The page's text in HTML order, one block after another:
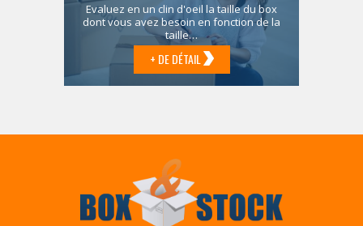
Evaluez en un clin d'oeil la taille du box
dont vous avez besoin en fonction de la
taille…
+ DE DÉTAIL